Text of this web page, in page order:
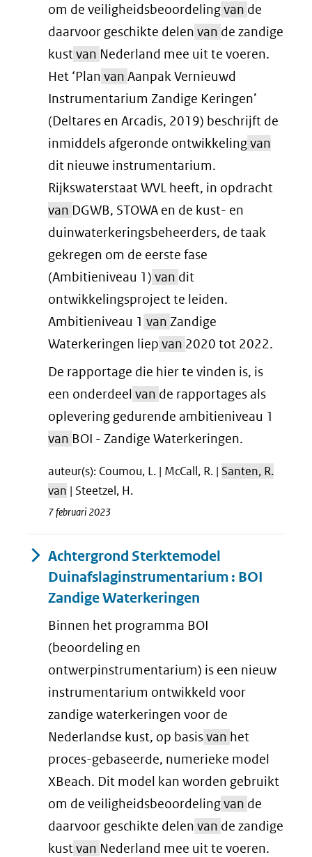
om de veiligheidsbeoordelingvan de
daarvoor geschikte delen van de zandige
kustvan Nederland mee uit te voeren.
Het ‘Plan van Aanpak Vernieuwd
Instrumentarium Zandige Keringen’
(Deltares en Arcadis, 2019) beschrijft de
inmiddels afgeronde ontwikkelingvan
dit nieuwe instrumentarium.
Rijkswaterstaat WVL heeft, in opdracht
van DGWB, STOWA en de kust- en
duinwaterkeringsbeheerders, de taak
gekregen om de eerste fase
(Ambitieniveau 1) van dit
ontwikkelingsproject te leiden.
Ambitieniveau 1 van Zandige
Waterkeringen liep van 2020 tot 2022.
De rapportage die hier te vinden is, is
een onderdeel van de rapportages als
oplevering gedurende ambitieniveau 1
van BOI - Zandige Waterkeringen.
auteur(s): Coumou, L. | McCall, R. | Santen, R.
van | Steetzel, H.
7 februari 2023
Achtergrond Sterktemodel
Duinafslaginstrumentarium : BOI
Zandige Waterkeringen
Binnen het programma BOI
(beoordeling en
ontwerpinstrumentarium) is een nieuw
instrumentarium ontwikkeld voor
zandige waterkeringen voor de
Nederlandse kust, op basisvan het
proces-gebaseerde, numerieke model
XBeach. Dit model kan worden gebruikt
om de veiligheidsbeoordelingvan de
daarvoor geschikte delen van de zandige
kustvan Nederland mee uit te voeren.